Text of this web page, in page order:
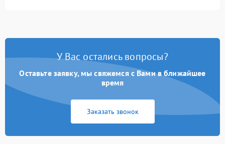
Проблемы с набором
Не работает сушилка 2100 ₽ Подробнее →
Сбои в работе таймера 1700 ₽
У Вас остались вопросы?
Оставьте заявку, мы свяжемся с Вами в ближайшее
время
Заказать звонок